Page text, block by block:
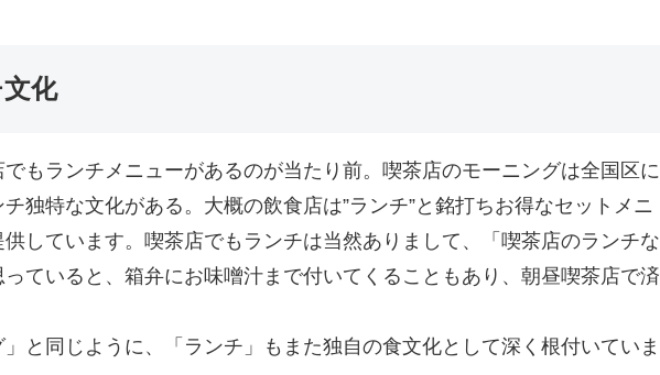
化
もランチメニューがあるのが当たり前。喫茶店のモーニングは全国区に
独特な文化がある。大概の飲食店は”ランチ”と銘打ちお得なセットメニ
しています。喫茶店でもランチは当然ありまして、「喫茶店のランチな
ていると、箱弁にお味噌汁まで付いてくることもあり、朝昼喫茶店で済
と同じように、「ランチ」もまた独自の食文化として深く根付いていま